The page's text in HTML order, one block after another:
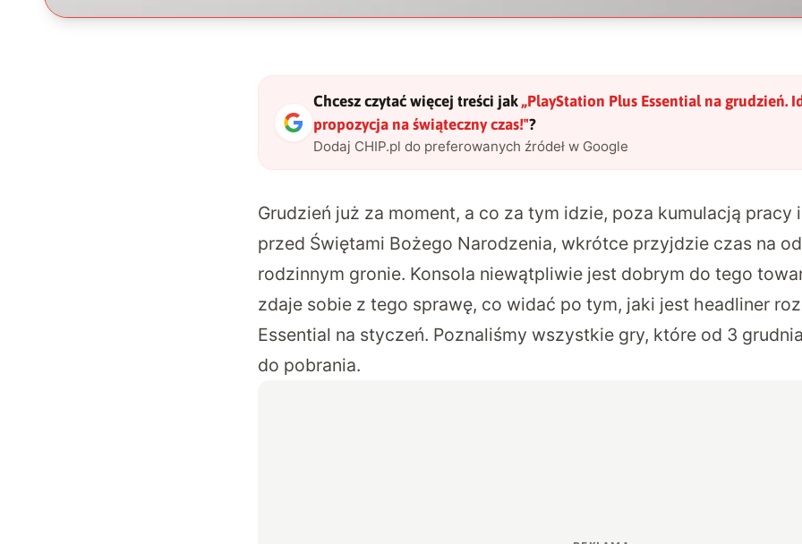
Chcesz czytać więcej treści jak „PlayStation Plus Essential na grudzień.
propozycja na świąteczny czas!"?
Dodaj CHIP.pl do preferowanych źródeł w Google
Grudzień już za moment, a co za tym idzie, poza kumulacją
przed Świętami Bożego Narodzenia, wkrótce przyjdzie czas na
rodzinnym gronie. Konsola niewątpliwie jest dobrym do tego
zdaje sobie z tego sprawę, co widać po tym, jaki jest headliner
Essential na styczeń. Poznaliśmy wszystkie gry, które od 3
do pobrania.